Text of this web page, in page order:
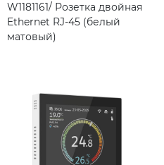
W1181161/ Розетка двойная
Ethernet RJ-45 (белый
матовый)